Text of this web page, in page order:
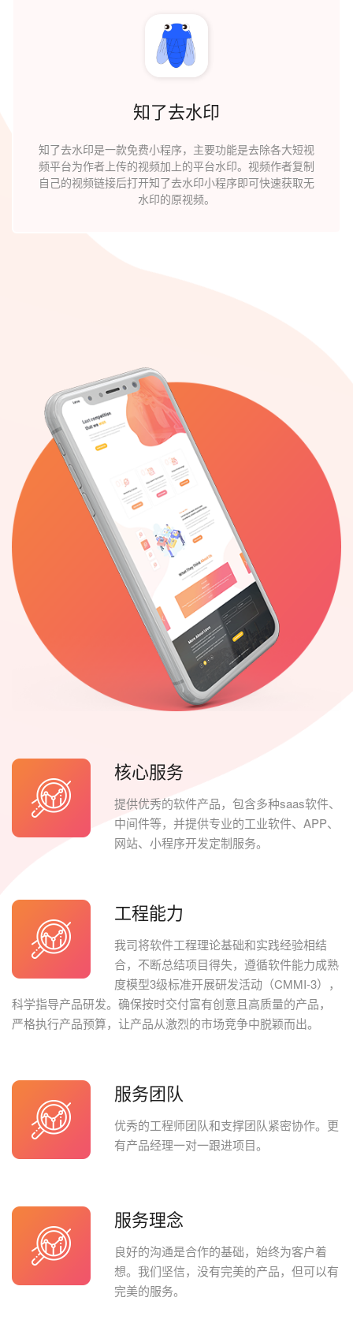
知了去水印
知了去水印是一款免费小程序，主要功能是去除各大短视
频平台为作者上传的视频加上的平台水印。视频作者复制
自己的视频链接后打开知了去水印小程序即可快速获取无
水印的原视频。
核心服务
提供优秀的软件产品，包含多种saas软件、
中间件等，并提供专业的工业软件、APP、
网站、小程序开发定制服务。
工程能力
我司将软件工程理论基础和实践经验相结
合，不断总结项目得失，遵循软件能力成熟
度模型3级标准开展研发活动（CMMI-3），
科学指导产品研发。确保按时交付富有创意且高质量的产品，
严格执行产品预算，让产品从激烈的市场竞争中脱颖而出。
服务团队
优秀的工程师团队和支撑团队紧密协作。更
有产品经理一对一跟进项目。
服务理念
良好的沟通是合作的基础，始终为客户着
想。我们坚信，没有完美的产品，但可以有
完美的服务。